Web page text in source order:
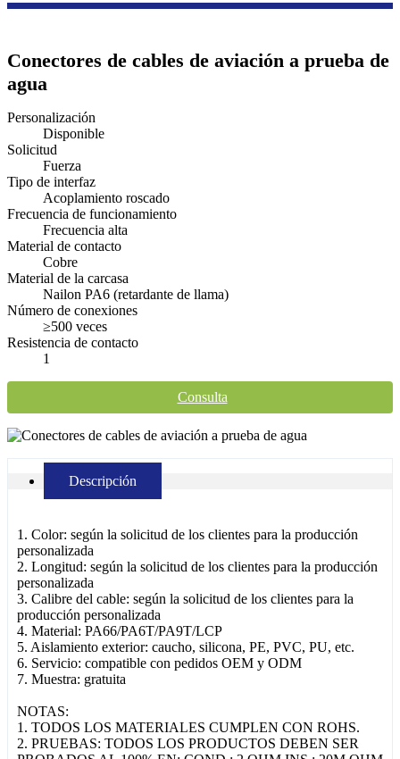
Conectores de cables de aviación a prueba de
agua
Personalización
Disponible
Solicitud
Fuerza
Tipo de interfaz
Acoplamiento roscado
Frecuencia de funcionamiento
Frecuencia alta
Material de contacto
Cobre
Material de la carcasa
Nailon PA6 (retardante de llama)
Número de conexiones
≥500 veces
Resistencia de contacto
1
Consulta
Descripción
1. Color: según la solicitud de los clientes para la producción
personalizada
2. Longitud: según la solicitud de los clientes para la producción
personalizada
3. Calibre del cable: según la solicitud de los clientes para la
producción personalizada
4. Material: PA66/PA6T/PA9T/LCP
5. Aislamiento exterior: caucho, silicona, PE, PVC, PU, ​​etc.
6. Servicio: compatible con pedidos OEM y ODM
7. Muestra: gratuita
NOTAS:
1. TODOS LOS MATERIALES CUMPLEN CON ROHS.
2. PRUEBAS: TODOS LOS PRODUCTOS DEBEN SER